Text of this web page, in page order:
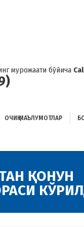
мурожаати бўйича
ОЧИҚ МАЪЛУМОТЛАР
ҚОНУН